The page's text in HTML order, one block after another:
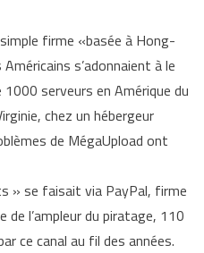
firme «basée à Hong-
s’adonnaient à le
serveurs en Amérique du
chez un hébergeur
de MégaUpload ont
» se faisait via PayPal, firme
de l’ampleur du piratage, 110
ce canal au fil des années.